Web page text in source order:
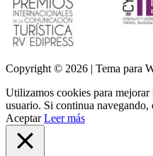
Copyright © 2026 | Tema para
Utilizamos cookies para
usuario. Si continua navegando,
Aceptar Leer más